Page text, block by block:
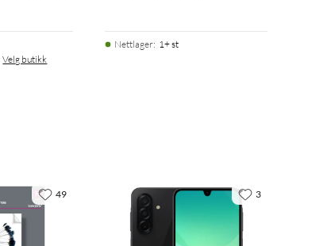
Velg butikk
Nettlager: 1+ st
49 3